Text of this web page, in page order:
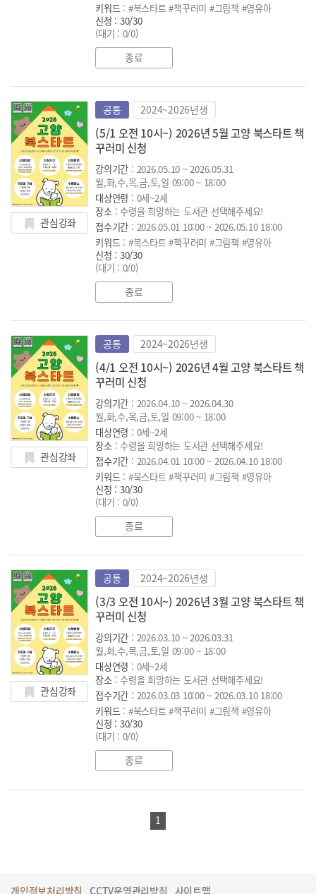
키워드 : #북스타트 #책꾸러미 #그림책 #영유아
신청 : 30/30
(대기 : 0/0)
종료
공통 2024~2026년생
(5/1 오전 10시~) 2026년 5월 고양 북스타트 책
꾸러미 신청
강의기간 : 2026.05.10 ~ 2026.05.31
월,화,수,목,금,토,일 09:00 ~ 18:00
대상연령 : 0세~2세
장소 : 수령을 희망하는 도서관 선택해주세요!
접수기간 : 2026.05.01 10:00 ~ 2026.05.10 18:00
키워드 : #북스타트 #책꾸러미 #그림책 #영유아
신청 : 30/30
(대기 : 0/0)
종료
관심강좌
공통 2024~2026년생
(4/1 오전 10시~) 2026년 4월 고양 북스타트 책
꾸러미 신청
강의기간 : 2026.04.10 ~ 2026.04.30
월,화,수,목,금,토,일 09:00 ~ 18:00
대상연령 : 0세~2세
장소 : 수령을 희망하는 도서관 선택해주세요!
접수기간 : 2026.04.01 10:00 ~ 2026.04.10 18:00
키워드 : #북스타트 #책꾸러미 #그림책 #영유아
신청 : 30/30
(대기 : 0/0)
종료
관심강좌
공통 2024~2026년생
(3/3 오전 10시~) 2026년 3월 고양 북스타트 책
꾸러미 신청
강의기간 : 2026.03.10 ~ 2026.03.31
월,화,수,목,금,토,일 09:00 ~ 18:00
대상연령 : 0세~2세
장소 : 수령을 희망하는 도서관 선택해주세요!
접수기간 : 2026.03.03 10:00 ~ 2026.03.10 18:00
키워드 : #북스타트 #책꾸러미 #그림책 #영유아
신청 : 30/30
(대기 : 0/0)
종료
관심강좌
1
개인정보처리방침 CCTV운영관리방침 사이트맵